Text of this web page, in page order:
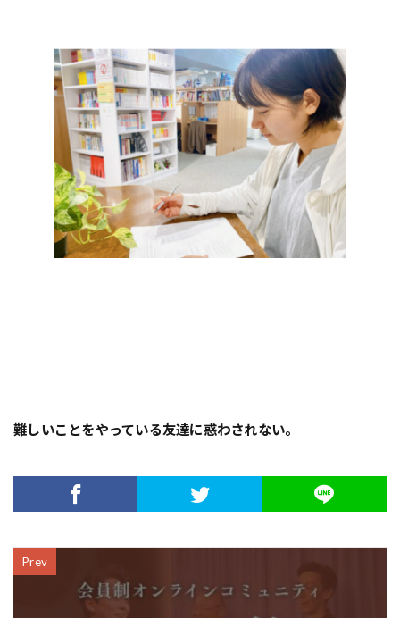
難しいことをやっている友達に惑わされない。
Prev